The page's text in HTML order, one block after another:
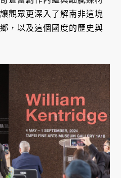
觀眾更深入了解南非這塊
，以及這個國度的歷史與